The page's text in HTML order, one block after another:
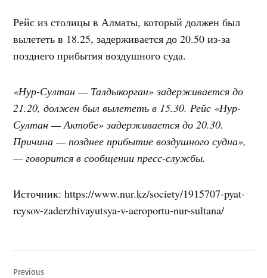
Рейс из столицы в Алматы, который должен был
вылететь в 18.25, задерживается до 20.50 из-за
позднего прибытия воздушного суда.
«Нур-Султан — Талдыкорган» задерживается до
21.20, должен был вылететь в 15.30. Рейс «Нур-
Султан — Актобе» задерживается до 20.30.
Причина — позднее прибытие воздушного судна»,
— говорится в сообщении пресс-службы.
Источник: https://www.nur.kz/society/1915707-pyat-
reysov-zaderzhivayutsya-v-aeroportu-nur-sultana/
Previous